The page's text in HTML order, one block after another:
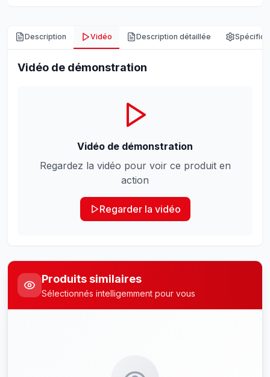
Description Vidéo Description détaillée
Vidéo de démonstration
Vidéo de démonstration
Regardez la vidéo pour voir ce produit en
action
Regarder la vidéo
Produits similaires
Sélectionnés intelligemment pour vous